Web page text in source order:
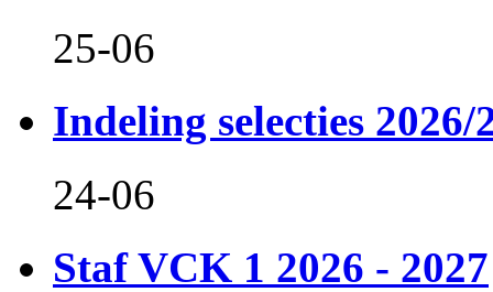
25-06
Indeling selecties 2026/
24-06
Staf VCK 1 2026 - 2027